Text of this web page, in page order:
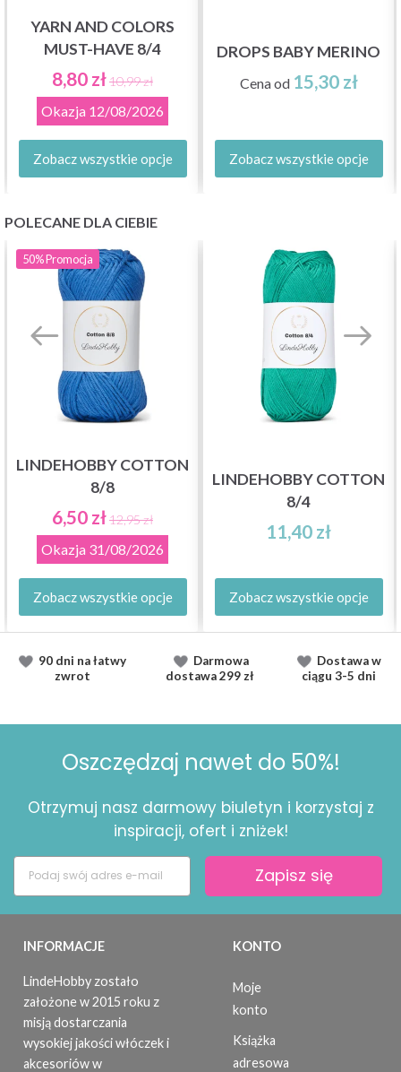
YARN AND COLORS
MUST-HAVE 8/4
8,80 zł10,99 zł
Okazja 12/08/2026
Zobacz wszystkie opcje
DROPS BABY MERINO
Cena od 15,30 zł
Zobacz wszystkie opcje
POLECANE DLA CIEBIE
50%Promocja
LINDEHOBBY COTTON
8/8
6,50 zł12,95 zł
Okazja 31/08/2026
Zobacz wszystkie opcje
LINDEHOBBY COTTON
8/4
11,40 zł
Zobacz wszystkie opcje
90 dni na łatwy
zwrot
Darmowa
dostawa299 zł
Dostawaw
ciągu 3-5 dni
Oszczędzaj nawet do 50%!
Otrzymuj nasz darmowy biuletyn i korzystaj z
inspiracji, ofert i zniżek!
Zapisz się
INFORMACJE
LindeHobby zostało
założone w 2015 roku z
misją dostarczania
wysokiej jakości włóczek i
akcesoriów w
KONTO
Moje
konto
Książka
adresowa